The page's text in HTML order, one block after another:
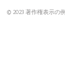
© 2023 著作権表示の